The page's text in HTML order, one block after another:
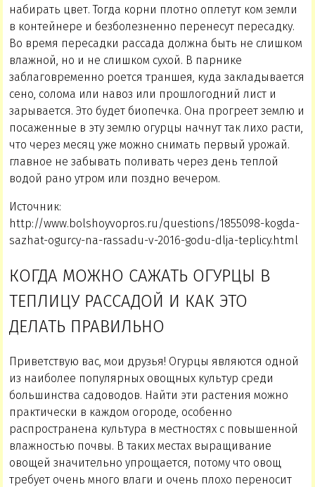
набирать цвет. Тогда корни плотно оплетут ком земли
в контейнере и безболезненно перенесут пересадку.
Во время пересадки рассада должна быть не слишком
влажной, но и не слишком сухой. В парнике
заблаговременно роется траншея, куда закладывается
сено, солома или навоз или прошлогодний лист и
зарывается. Это будет биопечка. Она прогреет землю и
посаженные в эту землю огурцы начнут так лихо расти,
что через месяц уже можно снимать первый урожай.
главное не забывать поливать через день теплой
водой рано утром или поздно вечером.
Источник:
http://www.bolshoyvopros.ru/questions/1855098-kogda-
sazhat-ogurcy-na-rassadu-v-2016-godu-dlja-teplicy.html
КОГДА МОЖНО САЖАТЬ ОГУРЦЫ В
ТЕПЛИЦУ РАССАДОЙ И КАК ЭТО
ДЕЛАТЬ ПРАВИЛЬНО
Приветствую вас, мои друзья! Огурцы являются одной
из наиболее популярных овощных культур среди
большинства садоводов. Найти эти растения можно
практически в каждом огороде, особенно
распространена культура в местностях с повышенной
влажностью почвы. В таких местах выращивание
овощей значительно упрощается, потому что овощ
требует очень много влаги и очень плохо переносит